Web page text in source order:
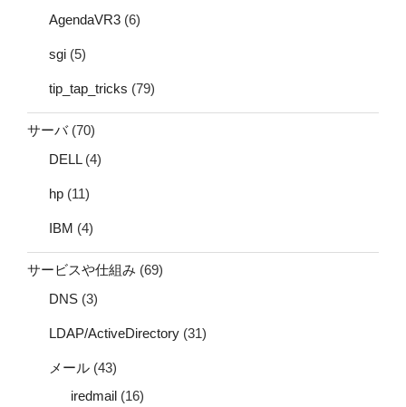
AgendaVR3 (6)
sgi (5)
tip_tap_tricks (79)
サーバ(70)
DELL(4)
hp (11)
IBM (4)
サービスや仕組み (69)
DNS (3)
LDAP/ActiveDirectory (31)
メール (43)
iredmail (16)